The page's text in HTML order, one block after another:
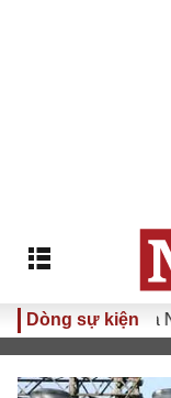
Dòng sự kiện
Đưa Nghị